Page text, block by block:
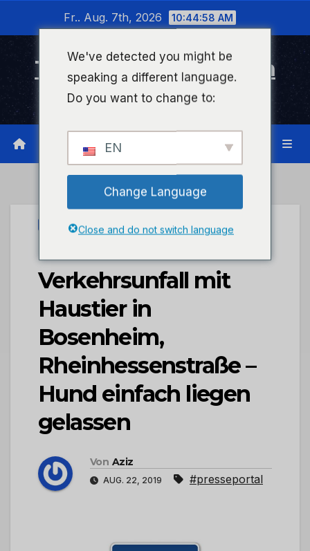
wechseln
Fr.. Aug. 7th, 2026 10:44:59 AM
Timeline Bad Kreuznach
Infonetzwerk für Bad Kreuznach
PRESSEPORTAL
POL-PDKH:
Verkehrsunfall mit
Haustier in
Bosenheim,
Rheinhessenstraße –
Hund einfach liegen
gelassen
Von Aziz
AUG. 22, 2019 #presseportal
We've detected you might be
speaking a different language.
Do you want to change to:
EN
Change Language
Close and do not switch language